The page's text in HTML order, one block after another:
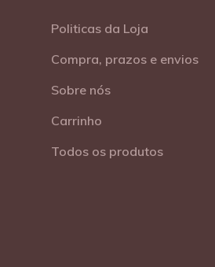
Politicas da Loja
Compra, prazos e envios
Sobre nós
Carrinho
Todos os produtos